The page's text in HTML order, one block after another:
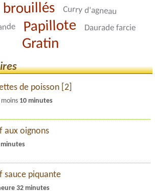
brouillés Curry d'agneau
Papillote Daurade farcie
Gratin
de poisson [2]
10 minutes
aux oignons
minutes
sauce piquante
32 minutes